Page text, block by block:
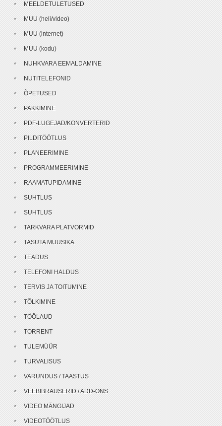
MEELDETULETUSED
MUU (heli/video)
MUU (internet)
MUU (kodu)
NUHKVARA EEMALDAMINE
NUTITELEFONID
ÕPETUSED
PAKKIMINE
PDF-LUGEJAD/KONVERTERID
PILDITÖÖTLUS
PLANEERIMINE
PROGRAMMEERIMINE
RAAMATUPIDAMINE
SUHTLUS
SUHTLUS
TARKVARA PLATVORMID
TASUTA MUUSIKA
TEADUS
TELEFONI HALDUS
TERVIS JA TOITUMINE
TÕLKIMINE
TÖÖLAUD
TORRENT
TULEMÜÜR
TURVALISUS
VARUNDUS / TAASTUS
VEEBIBRAUSERID / ADD-ONS
VIDEO MÄNGIJAD
VIDEOTÖÖTLUS